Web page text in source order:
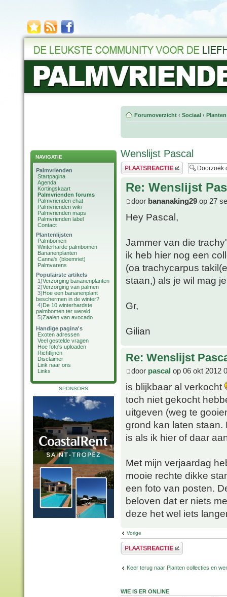
NAVIGATIE
Palmvrienden
Startpagina
Agenda
Kortingskaart
Palmvrienden forums
Palmvrienden chat
Palmvrienden wiki
Palmvrienden maps
Palmvrienden label
Contact
Plantenlijsten
Palmbomen
Winterharde palmbomen
Bananenplanten
Canna's (bloemriet)
Palmvarens
Populairste artikels
1)Verzorging bananenplanten
2)Verzorging van palmen
3)Hoe een bananenplant
beschermen in de winter?
4)De 10 winterhardste
palmbomen ter wereld
5)Zaaien van avocado
Handige pagina's
Exoten adressen
Veel gestelde vragen
Hoe foto's uploaden
Richtlijnen
Disclaimer
Link naar ons
Links
SPONSORS
Forumoverzicht ‹ Sociaal ‹
Wenslijst Pascal
Plaats een reactie
Re: Wenslijst
door bananaking29 op 27
Hey Pascal,
Jammer van die
ik heb hier nog een
(oa trachycarpus
staan,) als je wil mag
Gr,
Gilian
Re: Wenslijst
door pascal op 06 okt 2012
is blijkbaar al verkocht
toch niet gekocht
uitgeven (weg te
grond kan laten
is als ik hier of daar
Met mijn verjaardag
mooie rechte dikke
een foto van posten.
beloven dat er niets
deze het wel iets
Vorige
Plaats een reactie
Keer terug naar Planten collecties en
WIE IS ER ONLINE